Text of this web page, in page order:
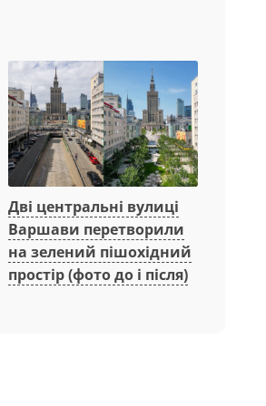
Дві центральні вулиці
Варшави перетворили
на зелений пішохідний
простір (фото до і після)